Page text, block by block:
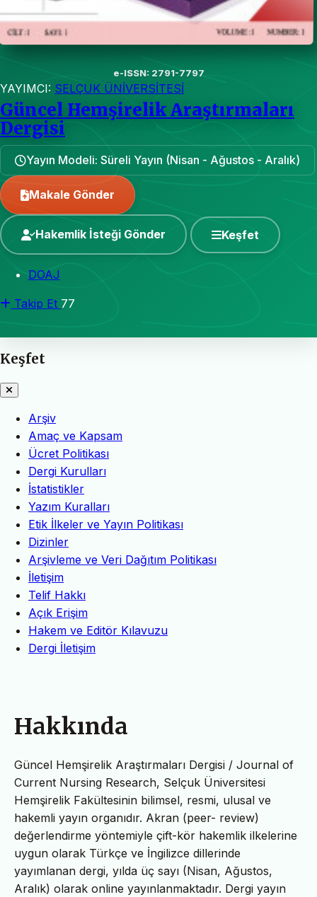
e-ISSN: 2791-7797
YAYIMCI: SELÇUK ÜNİVERSİTESİ
Güncel Hemşirelik Araştırmaları
Dergisi
Yayın Modeli: Süreli Yayın (Nisan - Ağustos - Aralık)
Makale Gönder
Hakemlik İsteği Gönder Keşfet
DOAJ
Takip Et 77
Keşfet
Arşiv
Amaç ve Kapsam
Ücret Politikası
Dergi Kurulları
İstatistikler
Yazım Kuralları
Etik İlkeler ve Yayın Politikası
Dizinler
Arşivleme ve Veri Dağıtım Politikası
İletişim
Telif Hakkı
Açık Erişim
Hakem ve Editör Kılavuzu
Dergi İletişim
Hakkında
Güncel Hemşirelik Araştırmaları Dergisi / Journal of
Current Nursing Research, Selçuk Üniversitesi
Hemşirelik Fakültesinin bilimsel, resmi, ulusal ve
hakemli yayın organıdır. Akran (peer- review)
değerlendirme yöntemiyle çift-kör hakemlik ilkelerine
uygun olarak Türkçe ve İngilizce dillerinde
yayımlanan dergi, yılda üç sayı (Nisan, Ağustos,
Aralık) olarak online yayınlanmaktadır. Dergi yayın